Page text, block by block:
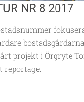
NR 8 2017
projekt i Örgryte
reportage.